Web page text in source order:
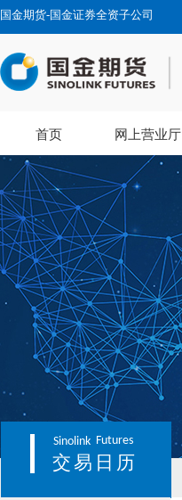
国金期货-国金证券全资子公司
首页 网上营业厅
Sinolink Futures
交易日历